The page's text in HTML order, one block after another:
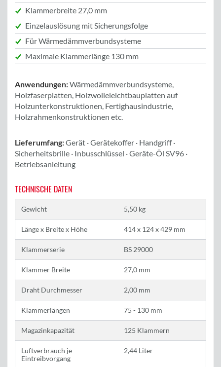
Klammerbreite 27,0 mm
Einzelauslösung mit Sicherungsfolge
Für Wärmedämmverbundsysteme
Maximale Klammerlänge 130 mm
Anwendungen:Wärmedämmverbundsysteme,
Holzfaserplatten, Holzwolleleichtbauplatten auf
Holzunterkonstruktionen, Fertighausindustrie,
Holzrahmenkonstruktionen etc.
Lieferumfang:Gerät · Gerätekoffer · Handgriff ·
Sicherheitsbrille · Inbusschlüssel · Geräte-Öl SV96 ·
Betriebsanleitung
TECHNISCHE DATEN
Gewicht 5,50 kg
Länge x Breite x Höhe 414 x 124 x 429 mm
Klammerserie BS 29000
Klammer Breite 27,0 mm
Draht Durchmesser 2,00 mm
Klammerlängen 75 - 130 mm
Magazinkapazität 125 Klammern
Luftverbrauch je
Eintreibvorgang
2,44 Liter